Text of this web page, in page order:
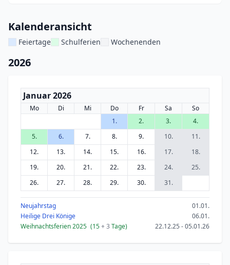
Kalenderansicht
Feiertage Schulferien Wochenenden
2026
Januar 2026
Mo Di Mi Do Fr Sa
So
1.
2. 3.
4.
5.
6. 7. 8. 9. 10.
11.
12.
13. 14. 15. 16. 17.
18.
19.
20. 21. 22. 23. 24.
25.
26.
27. 28. 29. 30. 31.
Neujahrstag
01.01.
Heilige Drei Könige
06.01.
Weihnachtsferien 2025 (15+ 3 Tage) 22.12.25 - 05.01.26